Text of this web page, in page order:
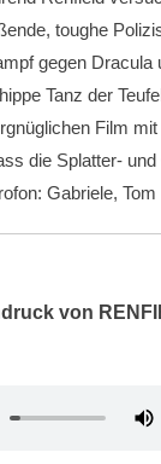
toughe
gegen
Tanz der
Film
die Splatter-
Gabriele,
von